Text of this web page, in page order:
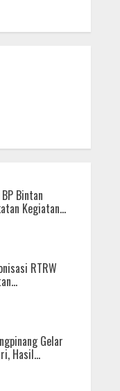
Bintan
Kegiatan
RTRW
Daerah
Gelar
Hasil
Terlarang